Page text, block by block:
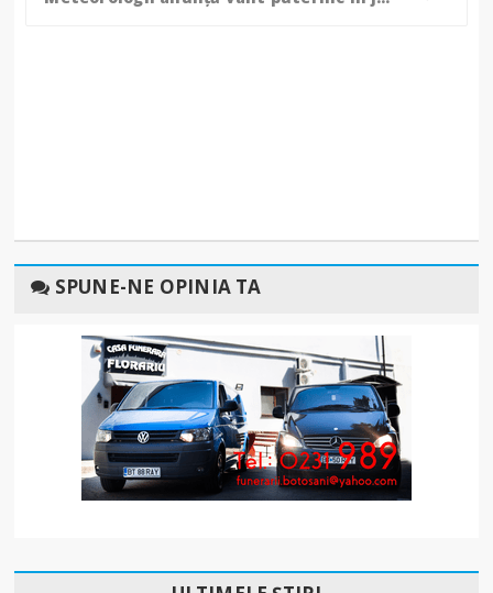
SPUNE-NE OPINIA TA